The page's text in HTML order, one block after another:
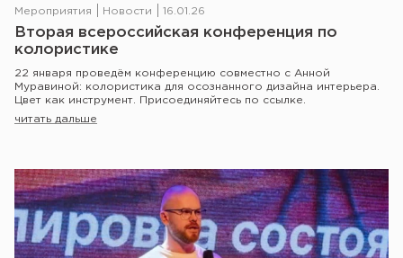
Мероприятия Новости 16.01.26
Вторая всероссийская конференция по
колористике
22 января проведём конференцию совместно с Анной
Муравиной: колористика для осознанного дизайна интерьера.
Цвет как инструмент. Присоединяйтесь по ссылке.
читать дальше